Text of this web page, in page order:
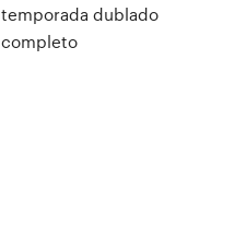
temporada dublado
completo